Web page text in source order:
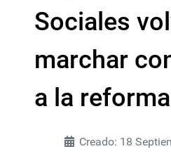
Sociales
marchar
a la
Creado: 18